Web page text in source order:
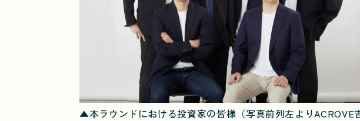
▲本ラウンドにおける投資家の皆様（写真前列左よりACROVE